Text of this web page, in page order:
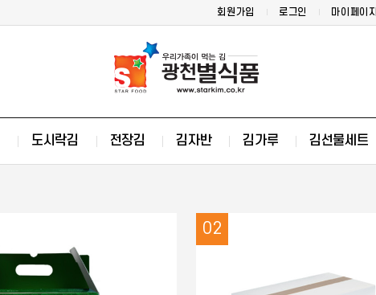
회원가입 로그인 마이페이지
도시락김 전장김 김자반 김가루 김선물세트
02